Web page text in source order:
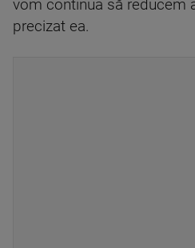
vom continua să reducem
precizat ea.